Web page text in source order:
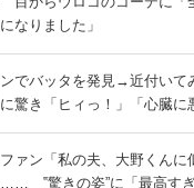
なりました」
ンでバッタを発見→近付い
驚き「ヒィっ！」「心臓に
ァン「私の夫、大野くん
‟驚きの姿”に「最高す